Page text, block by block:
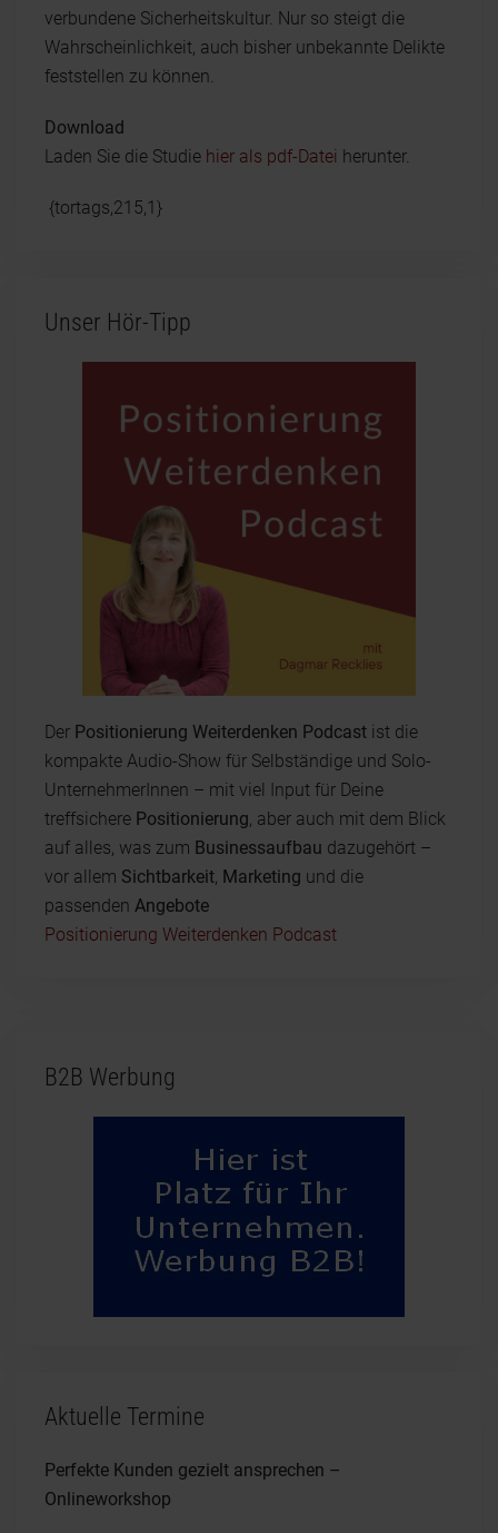
verbundene Sicherheitskultur. Nur so steigt die
Wahrscheinlichkeit, auch bisher unbekannte Delikte
feststellen zu können.
Download
Laden Sie die Studie hier als pdf-Datei herunter.
{tortags,215,1}
Unser Hör-Tipp
Der Positionierung Weiterdenken Podcast ist die
kompakte Audio-Show für Selbständige und Solo-
UnternehmerInnen – mit viel Input für Deine
treffsichere Positionierung , aber auch mit dem Blick
auf alles, was zum Businessaufbau dazugehört –
vor allem Sichtbarkeit Marketing und die
passenden Angebote
Positionierung Weiterdenken Podcast
B2B Werbung
Aktuelle Termine
Perfekte Kunden gezielt ansprechen –
Onlineworkshop